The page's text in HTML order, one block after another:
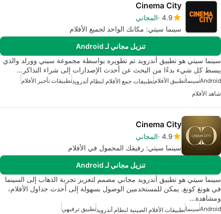
Cinema City
4.9 المجاني
سينما سيتي: مكانك الواحد لجميع الأفلام
تنزيل مجاني لـ Android
سينما سيتي هو تطبيق أندرويد تم تطويره بواسطة مجموعة سيني وورلد والذي
يبسط كل شيء بدءًا من البحث عن أحدث الإصدارات إلى شراء التذاكر…
Androidسينماتطبيق الأفلامتطبيقات جمع الأفلام لنظام أندرويدتطبيقات تأجير الأفلام
شاهد الأفلام
Cinema City
4.9 المجاني
سينما سيتي: رفيقك المحمول في الأفلام
تنزيل مجاني لـ Android
سينما سيتي هو تطبيق أندرويد مجاني مصمم لتعزيز تجربة الذهاب إلى السينما
في هونغ كونغ. يمكن للمستخدمين الوصول بسهولة إلى أحدث جداول الأفلام،
ومشاهدة…
Androidسينماتطبيقات الأفلام الصينية لنظام أندرويدتطبيق ترفيهي